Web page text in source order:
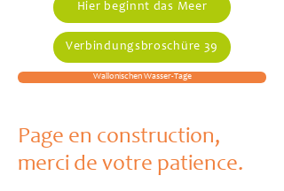
Hier beginnt das Meer
Verbindungsbroschüre 39
Wallonischen Wasser-Tage
Page en construction,
merci de votre patience.